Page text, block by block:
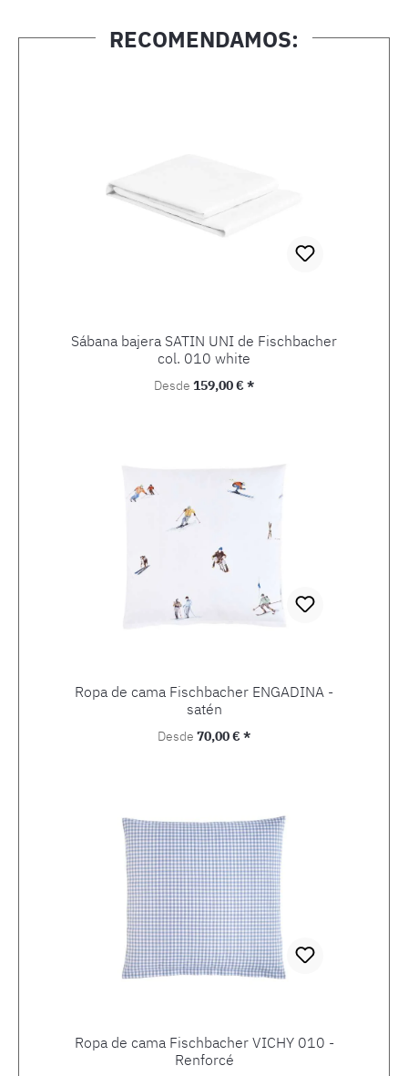
RECOMENDAMOS:
Sábana bajera SATIN UNI de Fischbacher
col. 010 white
Precio normal:
Desde 159,00 € *
Ropa de cama Fischbacher ENGADINA -
satén
Precio normal:
Desde 70,00 € *
Ropa de cama Fischbacher VICHY 010 -
Renforcé